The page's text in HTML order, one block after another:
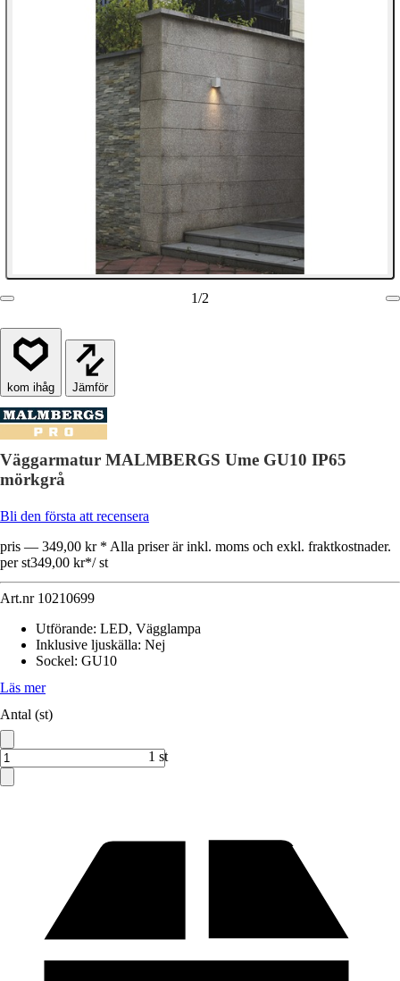
1/2
Jämför
Väggarmatur MALMBERGS Ume GU10 IP65
mörkgrå
Bli den första att recensera
pris — 349,00 kr * Alla priser är inkl. moms och exkl. fraktkostnader.
per st349,00 kr*/ st
Art.nr 10210699
Utförande: LED, Vägglampa
Inklusive ljuskälla: Nej
Sockel: GU10
Läs mer
Antal (st)
1 st